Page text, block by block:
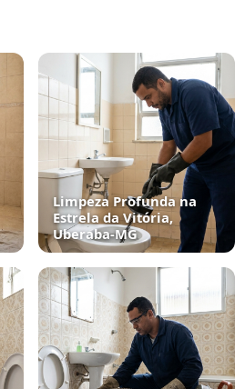
Limpeza Profunda na
Estrela da Vitória,
Uberaba‑MG